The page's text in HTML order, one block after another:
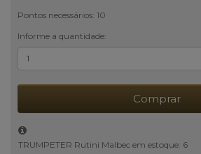
Pontos necessários: 10
Informe a quantidade:
Comprar
TRUMPETER Rutini Malbec em estoque: 6